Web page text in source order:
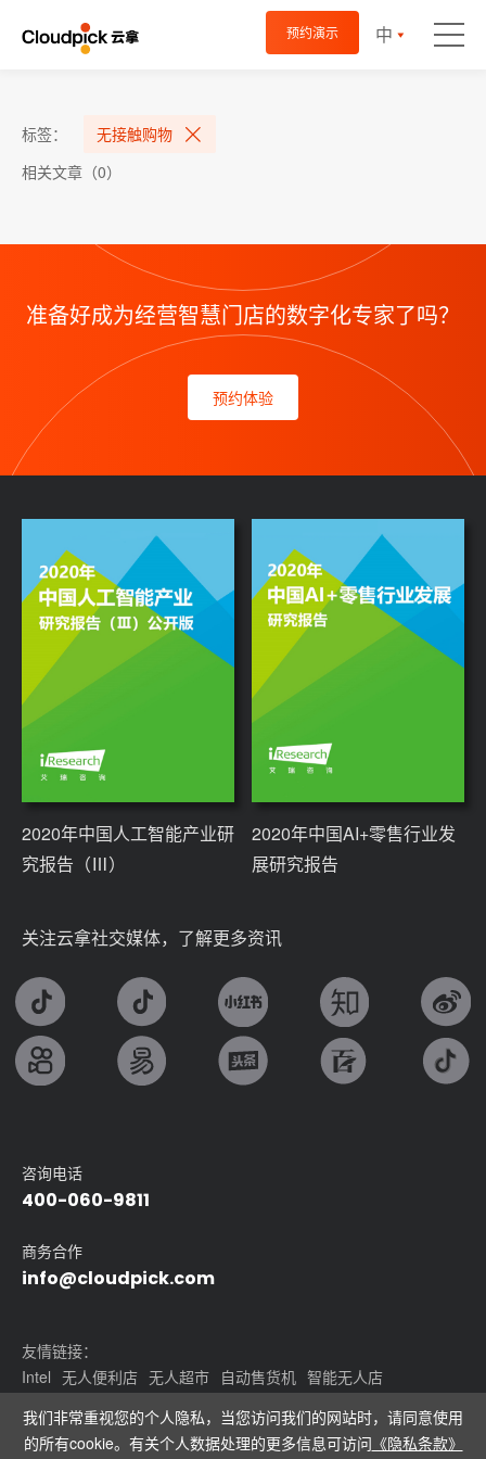
我们非常重视您的个人隐私，当您访问我们的网站时，请同意使用
的所有cookie。有关个人数据处理的更多信息可访问 《隐私条款》
预约演示 中
标签：
无接触购物
相关文章（0）
准备好成为经营智慧门店的数字化专家了吗？
预约体验
2020年中国人工智能产业研
究报告（Ⅲ）
2020年中国AI+零售行业发
展研究报告
关注云拿社交媒体，了解更多资讯
咨询电话
400-060-9811
商务合作
info@cloudpick.com
友情链接：
Intel 无人便利店 无人超市 自动售货机 智能无人店
Copyright©2024 上海云拿智能科技有限公司.All rights reserved沪ICP备